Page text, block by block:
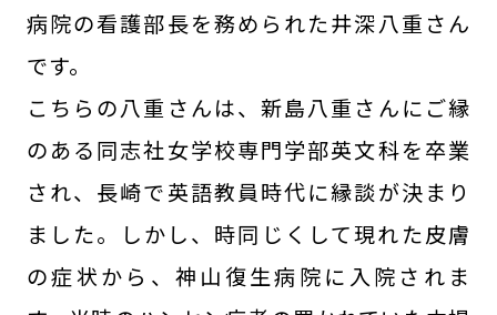
病院の看護部長を務められた井深八重さん
です。
こちらの八重さんは、新島八重さんにご縁
のある同志社女学校専門学部英文科を卒業
され、長崎で英語教員時代に縁談が決まり
ました。しかし、時同じくして現れた皮膚
の症状から、神山復生病院に入院されま